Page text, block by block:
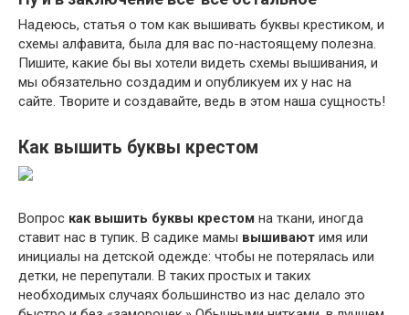
Надеюсь, статья о том как вышивать буквы крестиком, и
схемы алфавита, была для вас по-настоящему полезна.
Пишите, какие бы вы хотели видеть схемы вышивания, и
мы обязательно создадим и опубликуем их у нас на
сайте. Творите и создавайте, ведь в этом наша сущность!
Как вышить буквы крестом
Вопрос как вышить буквы крестом на ткани, иногда
ставит нас в тупик. В садике мамы вышивают имя или
инициалы на детской одежде: чтобы не потерялась или
детки, не перепутали. В таких простых и таких
необходимых случаях большинство из нас делало это